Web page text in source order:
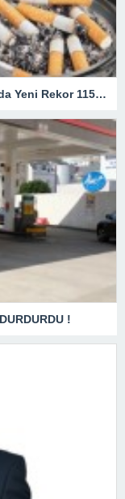
Zamlı Liste Yayınlandı: Sigara Fiyatlarında Yeni Rekor 115 TL
!